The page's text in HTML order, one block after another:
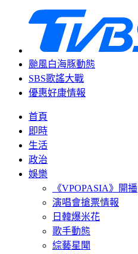
颱風白海豚動態
SBS歌謠大戰
優惠好康情報
首頁
即時
生活
政治
娛樂
《VPOPASIA》開播
演唱會搶票情報
日韓爆米花
歌手動態
綜藝星聞